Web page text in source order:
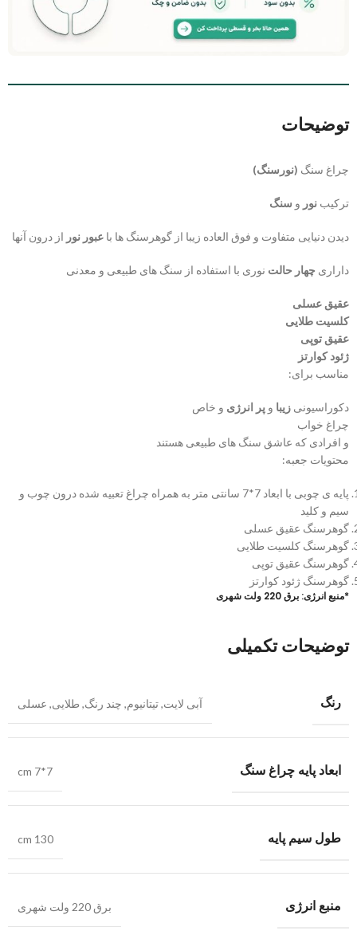
توضیحات
چراغ سنگ (نورسنگ)
ترکیب نور و سنگ
دیدن دنیایی متفاوت و فوق العاده زیبا از گوهرسنگ ها با عبور نور از درون آنها
داراری چهار حالت نوری با استفاده از سنگ های طبیعی و معدنی
عقیق عسلی
کلسیت طلایی
عقیق توپی
ژئود کوارتز
مناسب برای:
دکوراسیونی زیبا و پر انرژی و خاص
چراغ خواب
و افرادی که عاشق سنگ های طبیعی هستند
محتویات جعبه:
پایه ی چوبی با ابعاد 7*7 سانتی متر به همراه چراغ تعبیه شده درون چوب و
سیم و کلید
گوهرسنگ عقیق عسلی
گوهرسنگ کلسیت طلایی
گوهرسنگ عقیق توپی
گوهرسنگ ژئود کوارتز
*منبع انرژی: برق 220 ولت شهری
توضیحات تکمیلی
رنگ آبی لایت,تیتانیوم, چند رنگ, طلایی, عسلی
ابعاد پایه چراغ سنگ cm 7*7
طول سیم پایه cm 130
منبع انرژی برق 220 ولت شهری